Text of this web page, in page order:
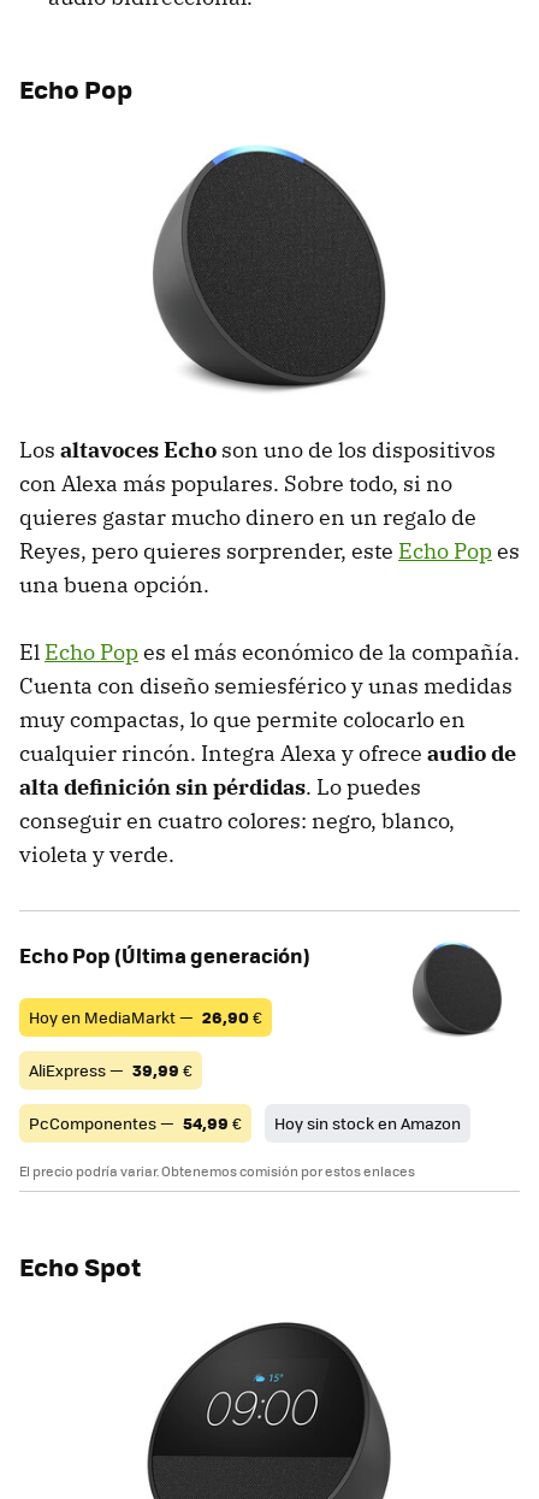
Echo Pop
Los altavoces Echo son uno de los dispositivos
con Alexa más populares. Sobre todo, si no
quieres gastar mucho dinero en un regalo de
Reyes, pero quieres sorprender, este Echo Popes
una buena opción.
El Echo Popes el más económico de la compañía.
Cuenta con diseño semiesférico y unas medidas
muy compactas, lo que permite colocarlo en
cualquier rincón. Integra Alexa y ofrece audio de
alta definición sin pérdidas. Lo puedes
conseguir en cuatro colores: negro, blanco,
violeta y verde.
Echo Pop (Última generación)
Hoy en MediaMarkt — 26,90€
AliExpress — 39,99 €
PcComponentes — 54,99 € Hoy sin stock en Amazon
El precio podría variar. Obtenemos comisión por estos enlaces
Echo Spot